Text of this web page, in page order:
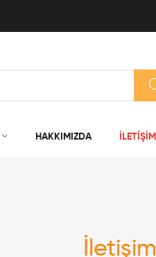
HAKKIMIZDA İLETIŞIM
İletişim